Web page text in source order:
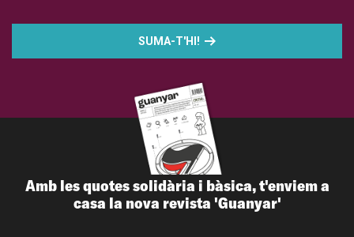
SUMA-T'HI!
Amb les quotes solidària i bàsica, t'enviem a
casa la nova revista 'Guanyar'